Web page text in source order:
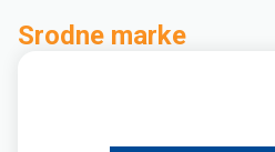
Srodne marke